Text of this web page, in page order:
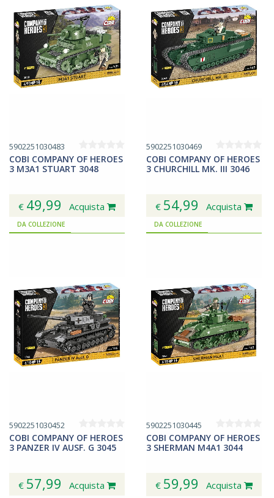
5902251030483
COBI COMPANY OF HEROES
3 M3A1 STUART 3048
€ 49,99 Acquista
5902251030469
COBI COMPANY OF HEROES
3 CHURCHILL MK. III 3046
€ 54,99 Acquista
DA COLLEZIONE
5902251030452
COBI COMPANY OF HEROES
3 PANZER IV AUSF. G 3045
€ 57,99 Acquista
DA COLLEZIONE
5902251030445
COBI COMPANY OF HEROES
3 SHERMAN M4A1 3044
€ 59,99 Acquista